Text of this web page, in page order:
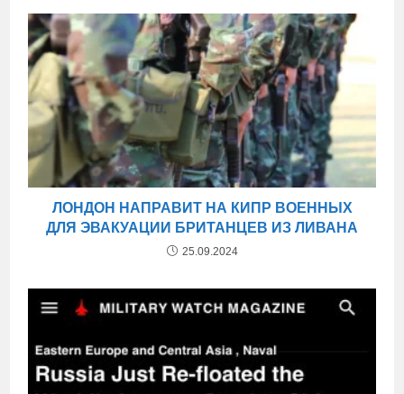
ЛОНДОН НАПРАВИТ НА КИПР ВОЕННЫХ
ДЛЯ ЭВАКУАЦИИ БРИТАНЦЕВ ИЗ ЛИВАНА
25.09.2024